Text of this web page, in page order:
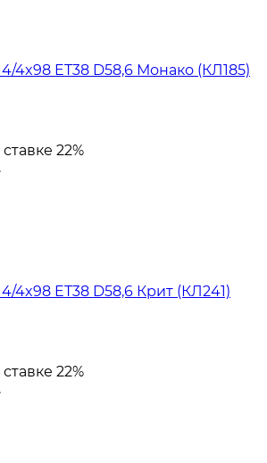
4x98 ET38 D58,6 Монако (КЛ185)
22%
4x98 ET38 D58,6 Крит (КЛ241)
22%